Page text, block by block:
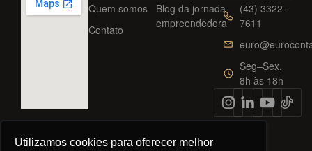
Utilizamos cookies para oferecer melhor
Quem somos
Contato
Blog da jornada
empreendedora
(43) 3322-
7611
Seg–Sex,
8h às 18h